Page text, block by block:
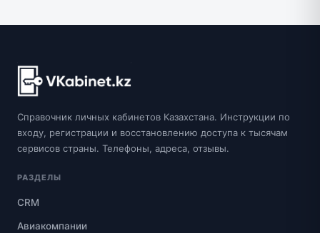
Справочник личных кабинетов Казахстана. Инструкции по
входу, регистрации и восстановлению доступа к тысячам
сервисов страны. Телефоны, адреса, отзывы.
РАЗДЕЛЫ
CRM
Авиакомпании